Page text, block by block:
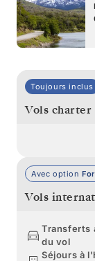
Toujours inclus
Vols charter
Avec option
Vols
Transferts
du vol
Séjours à